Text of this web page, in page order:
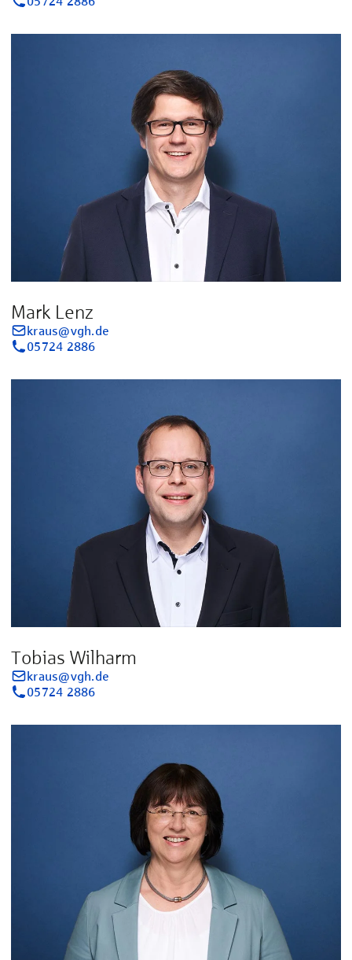
Mark Lenz
kraus@vgh.de
05724 2886
Tobias Wilharm
kraus@vgh.de
05724 2886